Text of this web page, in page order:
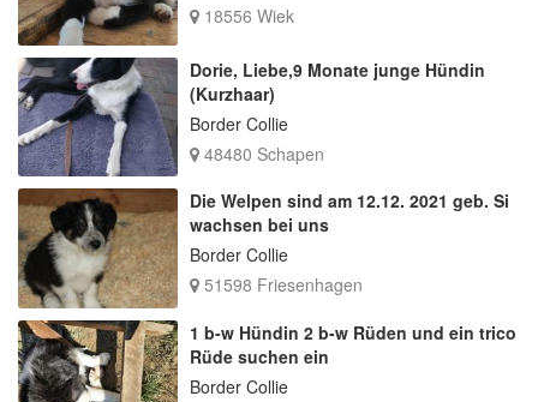
18556 Wiek
Dorie, Liebe,9 Monate junge Hündin
(Kurzhaar)
Border Collie
48480 Schapen
Die Welpen sind am 12.12. 2021 geb. Si
wachsen bei uns
Border Collie
51598 Friesenhagen
1 b-w Hündin 2 b-w Rüden und ein trico
Rüde suchen ein
Border Collie